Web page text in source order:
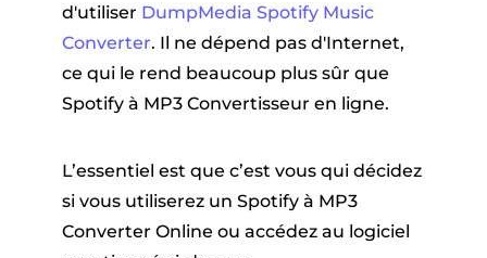
d'utiliser DumpMedia Spotify Music
Converter. Il ne dépend pas d'Internet,
ce qui le rend beaucoup plus sûr que
Spotify à MP3 Convertisseur en ligne.
L’essentiel est que c’est vous qui décidez
si vous utiliserez un Spotify à MP3
Converter Online ou accédez au logiciel